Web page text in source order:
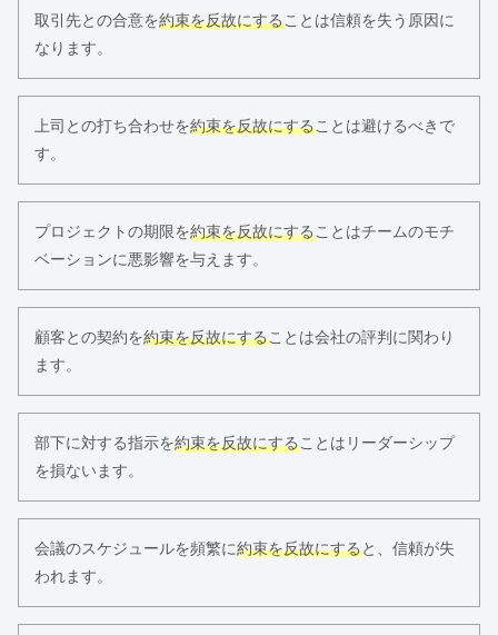
取引先との合意を約束を反故にすることは信頼を失う原因に
なります。
上司との打ち合わせを約束を反故にすることは避けるべきで
す。
プロジェクトの期限を約束を反故にすることはチームのモチ
ベーションに悪影響を与えます。
顧客との契約を約束を反故にすることは会社の評判に関わり
ます。
部下に対する指示を約束を反故にすることはリーダーシップ
を損ないます。
会議のスケジュールを頻繁に約束を反故にすると、信頼が失
われます。